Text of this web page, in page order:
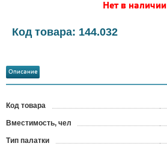
Нет в наличии
Код товара: 144.032
Описание
Код товара
Вместимость, чел
Тип палатки